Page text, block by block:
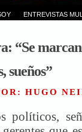
ENTREVISTAS
“Se
sueños”
HUGO
políticos,